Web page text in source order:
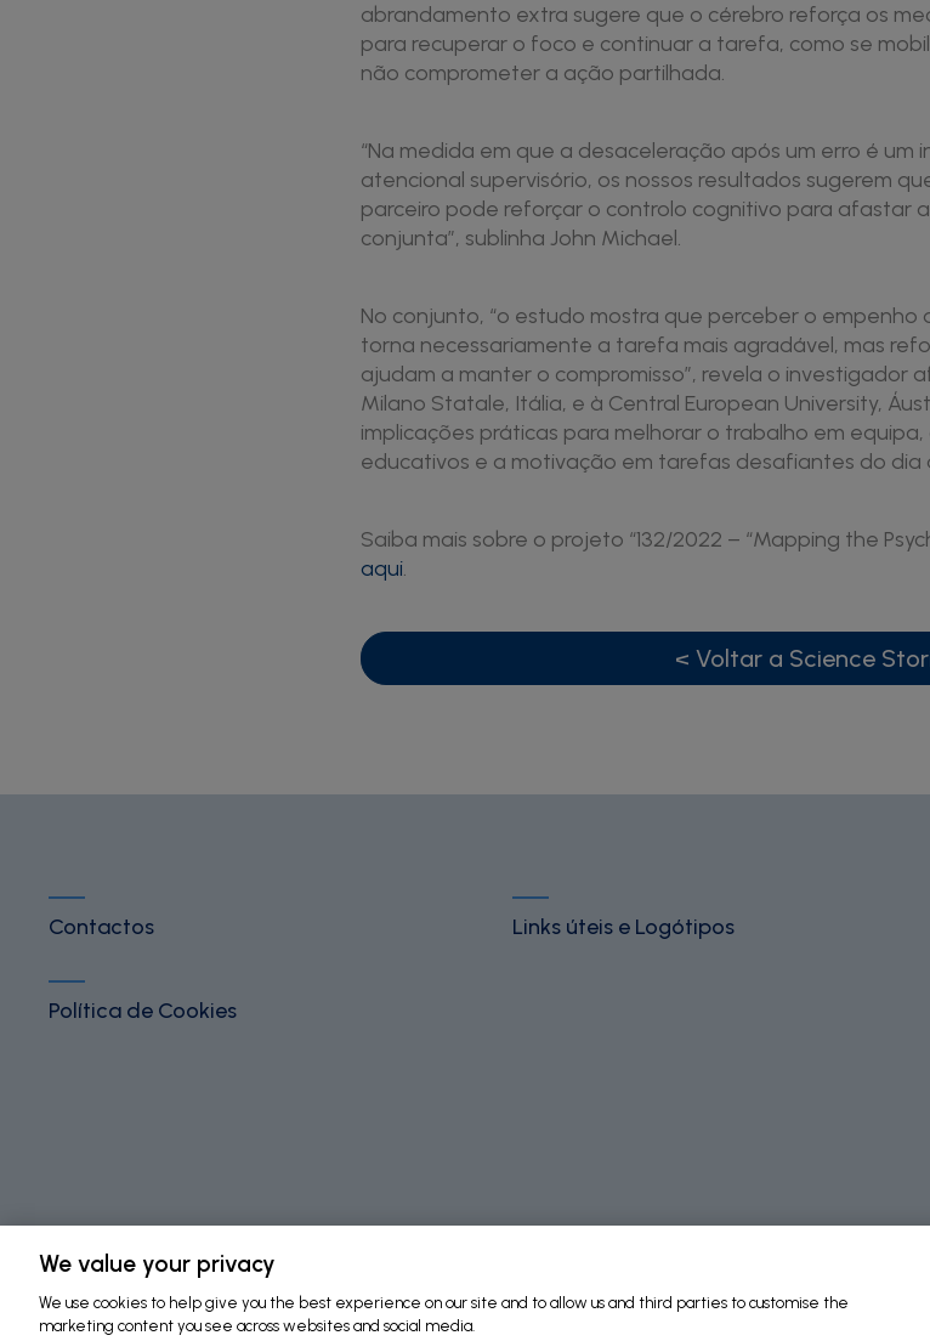
abrandamento extra sugere que o cérebro reforça os
para recuperar o foco e continuar a tarefa, como se
não comprometer a ação partilhada.
“Na medida em que a desaceleração após um erro é um
atencional supervisório, os nossos resultados sugerem
parceiro pode reforçar o controlo cognitivo para afastar
conjunta”, sublinha John Michael.
No conjunto, “o estudo mostra que perceber o
torna necessariamente a tarefa mais agradável, mas
ajudam a manter o compromisso”, revela o investigador
Milano Statale, Itália, e à Central European University,
implicações práticas para melhorar o trabalho em
educativos e a motivação em tarefas desafiantes do dia
Saiba mais sobre o projeto “132/2022 – “Mapping the
aqui.
< Voltar a Science
Contactos Links úteis e Logótipos
Política de Cookies
We value your privacy
We use cookies to help give you the best experience on our site and to allow us and third parties to customise the
marketing content you see across websites and social media.